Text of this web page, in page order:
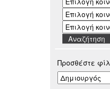
Προσθέστε